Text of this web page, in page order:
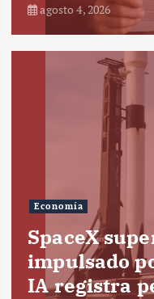
agosto 4, 2026
Economía
SpaceX
impulsado
IA registra